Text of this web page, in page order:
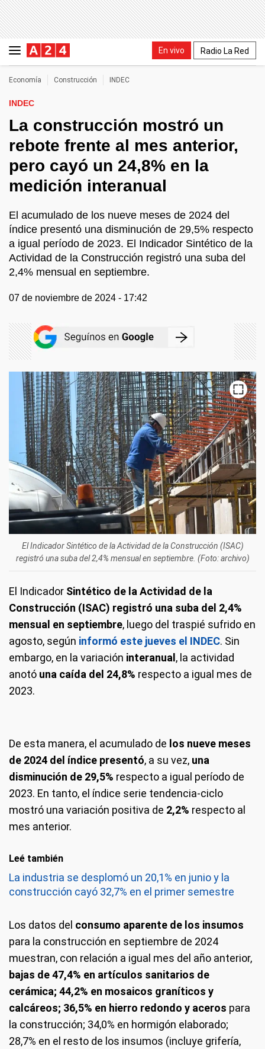
En vivo Radio La Red
Economía Construcción INDEC
INDEC
La construcción mostró un
rebote frente al mes anterior,
pero cayó un 24,8% en la
medición interanual
El acumulado de los nueve meses de 2024 del
índice presentó una disminución de 29,5% respecto
a igual período de 2023. El Indicador Sintético de la
Actividad de la Construcción registró una suba del
2,4% mensual en septiembre.
07 de noviembre de 2024 - 17:42
El Indicador Sintético de la Actividad de la Construcción (ISAC)
registró una suba del 2,4% mensual en septiembre. (Foto: archivo)
El Indicador Sintético de la Actividad de la
Construcción (ISAC) registró una suba del 2,4%
mensual en septiembre, luego del traspié sufrido en
agosto, según informó este jueves el INDEC. Sin
embargo, en la variación interanual , la actividad
anotó una caída del 24,8% respecto a igual mes de
2023.
De esta manera, el acumulado de los nueve meses
de 2024 del índice presentó, a su vez, una
disminución de 29,5% respecto a igual período de
2023. En tanto, el índice serie tendencia-ciclo
mostró una variación positiva de 2,2% respecto al
mes anterior.
Leé también
La industria se desplomó un 20,1% en junio y la
construcción cayó 32,7% en el primer semestre
Los datos del consumo aparente de los insumos
para la construcción en septiembre de 2024
muestran, con relación a igual mes del año anterior,
bajas de 47,4% en artículos sanitarios de
cerámica; 44,2% en mosaicos graníticos y
calcáreos; 36,5% en hierro redondo y aceros para
la construcción; 34,0% en hormigón elaborado;
28,7% en el resto de los insumos (incluye grifería,